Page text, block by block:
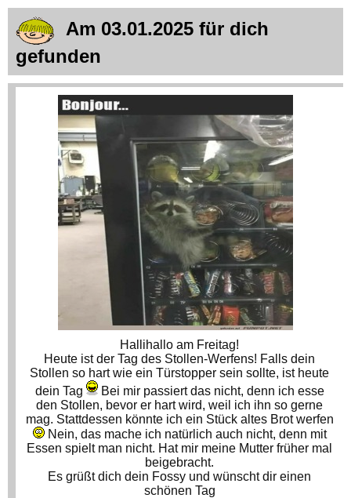
Am 03.01.2025 für dich
gefunden
Hallihallo am Freitag!
Heute ist der Tag des Stollen-Werfens! Falls dein
Stollen so hart wie ein Türstopper sein sollte, ist heute
dein Tag
Bei mir passiert das nicht, denn ich esse
den Stollen, bevor er hart wird, weil ich ihn so gerne
mag. Stattdessen könnte ich ein Stück altes Brot werfen
Nein, das mache ich natürlich auch nicht, denn mit
Essen spielt man nicht. Hat mir meine Mutter früher mal
beigebracht.
Es grüßt dich dein Fossy und wünscht dir einen
schönen Tag